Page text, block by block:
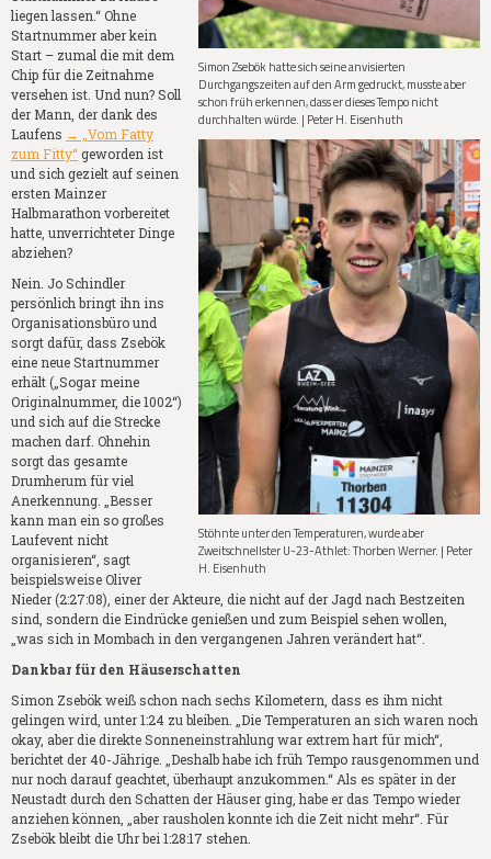
Simon Zsebök hatte sich seine anvisierten
Durchgangszeiten auf den Arm gedruckt, musste aber
schon früh erkennen, dass er dieses Tempo nicht
durchhalten würde. | Peter H. Eisenhuth
Stöhnte unter den Temperaturen, wurde aber
Zweitschnellster U-23-Athlet: Thorben Werner. | Peter
H. Eisenhuth
liegen lassen.“ Ohne
Startnummer aber kein
Start – zumal die mit dem
Chip für die Zeitnahme
versehen ist. Und nun? Soll
der Mann, der dank des
Laufens → „Vom Fatty
zum Fitty“geworden ist
und sich gezielt auf seinen
ersten Mainzer
Halbmarathon vorbereitet
hatte, unverrichteter Dinge
abziehen?
Nein. Jo Schindler
persönlich bringt ihn ins
Organisationsbüro und
sorgt dafür, dass Zsebök
eine neue Startnummer
erhält („Sogar meine
Originalnummer, die 1002“)
und sich auf die Strecke
machen darf. Ohnehin
sorgt das gesamte
Drumherum für viel
Anerkennung. „Besser
kann man ein so großes
Laufevent nicht
organisieren“, sagt
beispielsweise Oliver
Nieder (2:27:08), einer der Akteure, die nicht auf der Jagd nach Bestzeiten
sind, sondern die Eindrücke genießen und zum Beispiel sehen wollen,
„was sich in Mombach in den vergangenen Jahren verändert hat“.
Dankbar für den Häuserschatten
Simon Zsebök weiß schon nach sechs Kilometern, dass es ihm nicht
gelingen wird, unter 1:24 zu bleiben. „Die Temperaturen an sich waren noch
okay, aber die direkte Sonneneinstrahlung war extrem hart für mich“,
berichtet der 40-Jährige. „Deshalb habe ich früh Tempo rausgenommen und
nur noch darauf geachtet, überhaupt anzukommen.“ Als es später in der
Neustadt durch den Schatten der Häuser ging, habe er das Tempo wieder
anziehen können, „aber rausholen konnte ich die Zeit nicht mehr“. Für
Zsebök bleibt die Uhr bei 1:28:17 stehen.